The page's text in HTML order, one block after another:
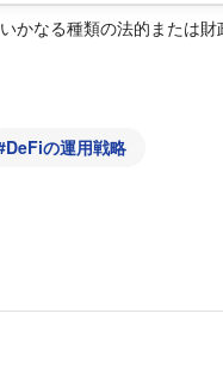
かなる種類の法的または
DeFiの運用戦略